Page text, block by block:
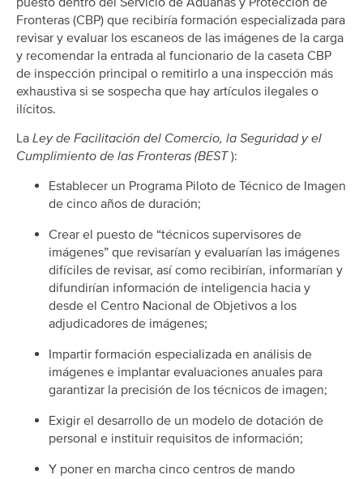
Fronteras (CBP) que recibiría formación especializada para
revisar y evaluar los escaneos de las imágenes de la carga
y recomendar la entrada al funcionario de la caseta CBP
de inspección principal o remitirlo a una inspección más
exhaustiva si se sospecha que hay artículos ilegales o
ilícitos.
La Ley de Facilitación del Comercio, la Seguridad y el
Cumplimiento de las Fronteras (BEST):
Establecer un Programa Piloto de Técnico de Imagen
de cinco años de duración;
Crear el puesto de “técnicos supervisores de
imágenes” que revisarían y evaluarían las imágenes
difíciles de revisar, así como recibirían, informarían y
difundirían información de inteligencia hacia y
desde el Centro Nacional de Objetivos a los
adjudicadores de imágenes;
Impartir formación especializada en análisis de
imágenes e implantar evaluaciones anuales para
garantizar la precisión de los técnicos de imagen;
Exigir el desarrollo de un modelo de dotación de
personal e instituir requisitos de información;
Y poner en marcha cinco centros de mando